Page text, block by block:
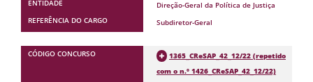
Direção-Geral da Política de Justiça
Subdiretor-Geral
1365_CReSAP_42_12/22 (repetido
com o n.º 1426_CReSAP_42_12/22)